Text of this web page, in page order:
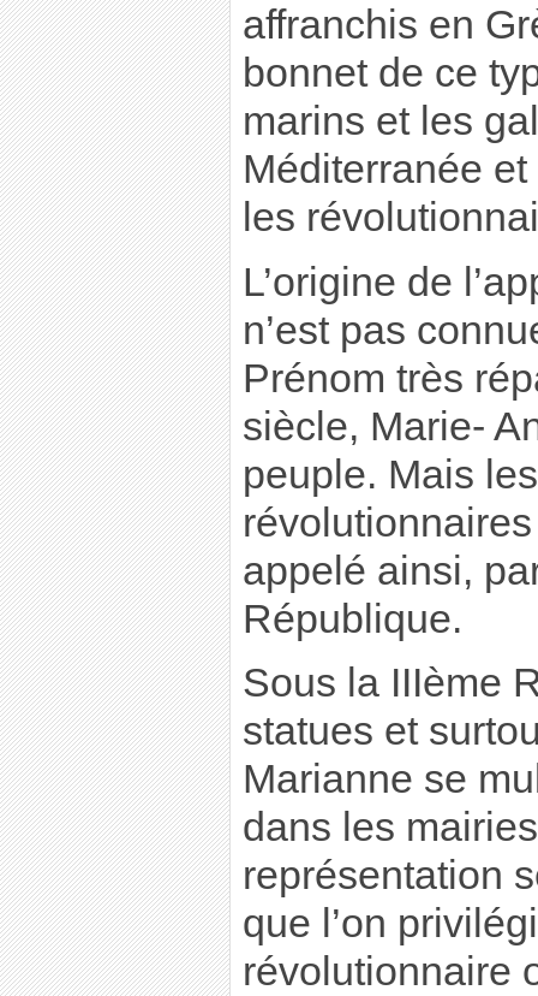
affranchis en
bonnet de ce
marins et les
Méditerranée
les
L’origine de
n’est pas
Prénom très
siècle, Marie-
peuple. Mais
appelé ainsi,
République.
Sous la IIIème
statues et
Marianne se
dans les
représentation
que l’on
révolutionnaire